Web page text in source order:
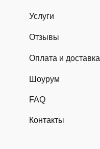
Услуги
Отзывы
Оплата и доставка
Шоурум
FAQ
Контакты